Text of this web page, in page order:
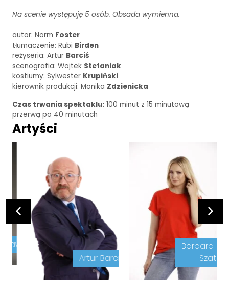
Na scenie występuję 5 osób. Obsada wymienna.
autor: Norm Foster
tłumaczenie: Rubi Birden
reżyseria: Artur Barciś
scenografia: Wojtek Stefaniak
kostiumy: Sylwester Krupiński
kierownik produkcji: Monika Zdzienicka
Czas trwania spektaklu: 100 minut z 15 minutową
przerwą po 40 minutach
Artyści
Artur Barciś
Barbara
Szatan